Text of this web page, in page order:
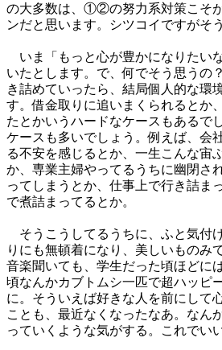
の大多数は、①②の努力系対策こそ
ンだと思います。シツコイですがそ
いま「もっと心が豊かになりたい
いたとします。で、何でそう思うの
き詰めていったら、結局個人的な環
す。借金取りに追いまくられるとか
たとかいうハードなケースもあるで
ケースも多いでしょう。例えば、会
る不安を感じるとか、一生こんな宙
か、専業主婦やってるうちに幽閉さ
ってしまうとか、仕事上で行き詰ま
で煮詰まってるとか。
そうこうしてるうちに、ふと気付
りにも無頓着になり、美しいものみ
音楽聞いても、学生だった頃ほどに
頃なんかカブトムシ一匹で超ハッピ
に。そういえば好きな人を前にして
ことも、最近なくなったなあ。なん
っていくような気がする。これでい